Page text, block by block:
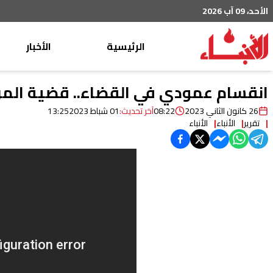
الأحد، 09 آب 2026
الرئيسية
الأخبار
محليات
عربي دولي
خاص
منوعات
انقسام عمودي في القضاء.. قضية
26 كانون الثاني 2023 08:22آخر تحديث:01 شباط 2023 13:25
تقرير الأنباء الأنباء